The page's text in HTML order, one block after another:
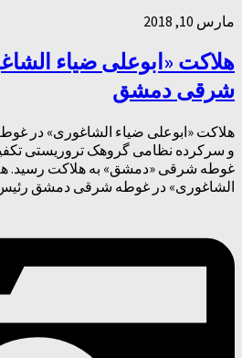
مارس 10, 2018
هلاکت «ابوعلی ضیاء
شرقی دمشق
هلاکت «ابوعلی ضیاء الشاغوری» در
و سرکرده نظامی گروهک تروریستی
غوطه شرقی «دمشق» به هلاکت رسید.
الشاغوری» در غوطه شرقی دمشق